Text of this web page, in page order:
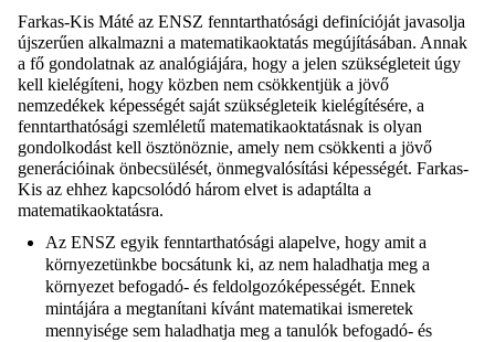
Farkas-Kis Máté az ENSZ fenntarthatósági definícióját javasolja
újszerűen alkalmazni a matematikaoktatás megújításában. Annak
a fő gondolatnak az analógiájára, hogy a jelen szükségleteit úgy
kell kielégíteni, hogy közben nem csökkentjük a jövő
nemzedékek képességét saját szükségleteik kielégítésére, a
fenntarthatósági szemléletű matematikaoktatásnak is olyan
gondolkodást kell ösztönöznie, amely nem csökkenti a jövő
generációinak önbecsülését, önmegvalósítási képességét. Farkas-
Kis az ehhez kapcsolódó három elvet is adaptálta a
matematikaoktatásra.
Az ENSZ egyik fenntarthatósági alapelve, hogy amit a
környezetünkbe bocsátunk ki, az nem haladhatja meg a
környezet befogadó- és feldolgozóképességét. Ennek
mintájára a megtanítani kívánt matematikai ismeretek
mennyisége sem haladhatja meg a tanulók befogadó- és